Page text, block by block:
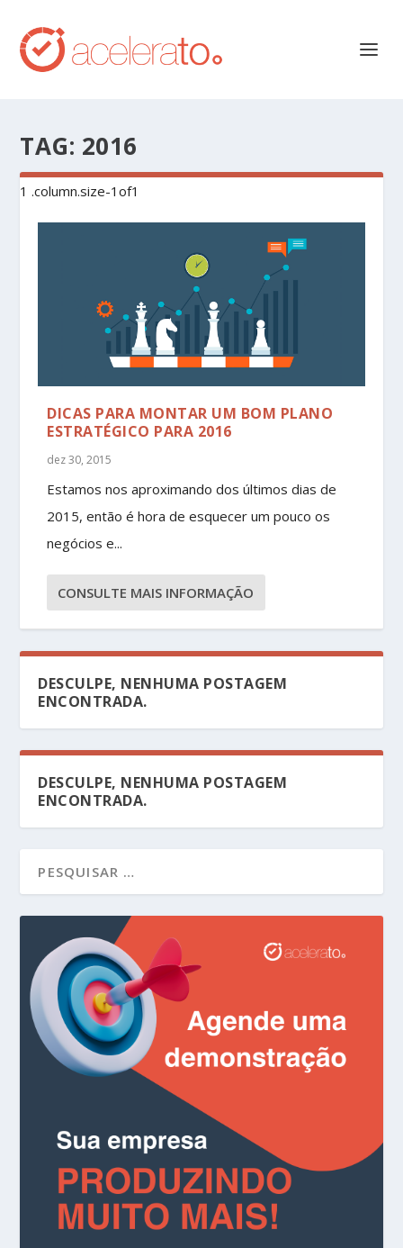
TAG: 2016
DICAS PARA MONTAR UM BOM PLANO
ESTRATÉGICO PARA 2016
dez 30, 2015
Estamos nos aproximando dos últimos dias de
2015, então é hora de esquecer um pouco os
negócios e...
CONSULTE MAIS INFORMAÇÃO
DESCULPE, NENHUMA POSTAGEM
ENCONTRADA.
DESCULPE, NENHUMA POSTAGEM
ENCONTRADA.